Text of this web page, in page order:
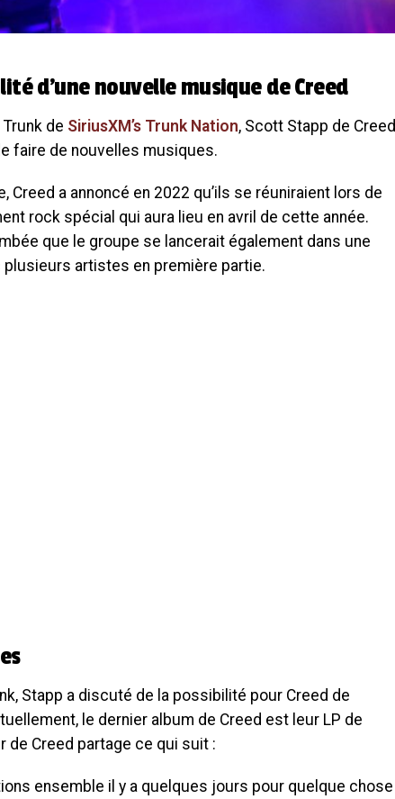
d’une nouvelle musique de Creed
de SiriusXM’s Trunk Nation, Scott Stapp de Creed
faire de nouvelles musiques.
Creed a annoncé en 2022 qu’ils se réuniraient lors de
rock spécial qui aura lieu en avril de cette année.
que le groupe se lancerait également dans une
artistes en première partie.
Stapp a discuté de la possibilité pour Creed de
le dernier album de Creed est leur LP de
de Creed partage ce qui suit :
ensemble il y a quelques jours pour quelque chose